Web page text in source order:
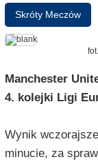
Skróty Meczów
Manchester
4. kolejki Ligi
Wynik
minucie, za